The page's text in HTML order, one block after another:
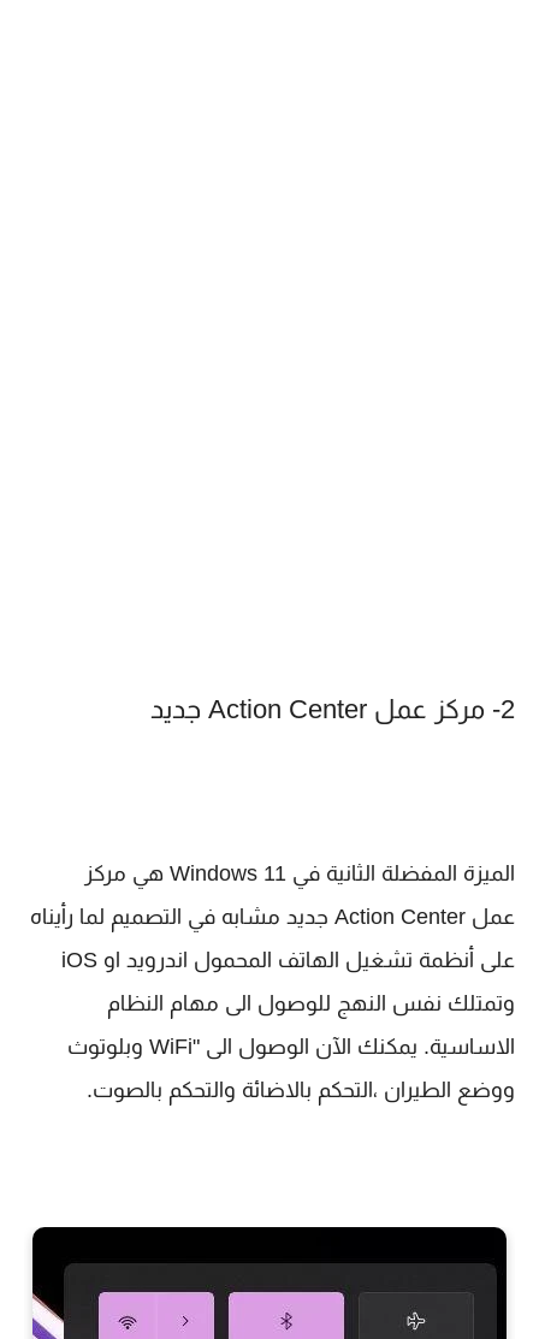
2- مركز عمل Action Center جديد
الميزة المفضلة الثانية في Windows 11 هي مركز
عمل Action Center جديد مشابه في التصميم لما رأيناه
على أنظمة تشغيل الهاتف المحمول اندرويد او iOS
وتمتلك نفس النهج للوصول الى مهام النظام
الاساسية. يمكنك الآن الوصول الى "WiFi وبلوتوث
ووضع الطيران ،التحكم بالاضائة والتحكم بالصوت.